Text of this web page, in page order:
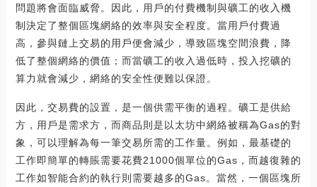
問題將會面臨威脅。因此，用戶的付費機制與礦工的收入機
制決定了整個區塊網絡的效率與安全程度。當用戶付費過
高，參與鏈上交易的用戶便會減少，導致區塊空間浪費，降
低了整個網絡的價值；而當礦工的收入過低時，投入挖礦的
算力就會減少，網絡的安全性便難以保證。
因此，交易費的設置，是一個供需平衡的過程。礦工是供給
方，用戶是需求方，而商品則是以太坊中網絡被稱為Gas的對
象，可以理解為每一筆交易所需的工作量。例如，最基礎的
工作即簡單的轉賬需要花費21000個單位的Gas，而越復雜的
工作如智能合約的執行則需要越多的Gas。當然，一個區塊所